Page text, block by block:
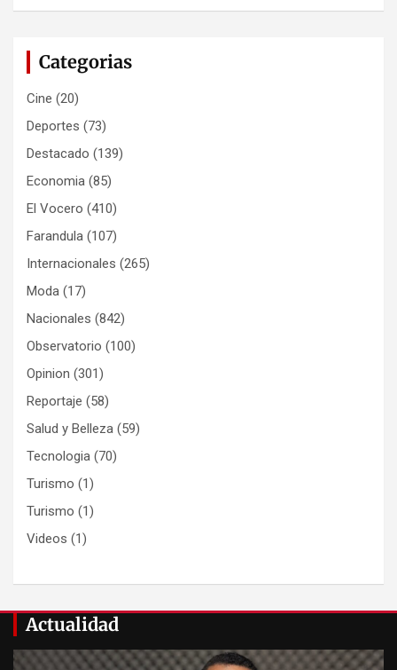
Categorias
Cine (20)
Deportes (73)
Destacado (139)
Economia (85)
El Vocero (410)
Farandula (107)
Internacionales (265)
Moda (17)
Nacionales (842)
Observatorio (100)
Opinion (301)
Reportaje (58)
Salud y Belleza (59)
Tecnologia (70)
Turismo (1)
Turismo (1)
Videos (1)
Actualidad